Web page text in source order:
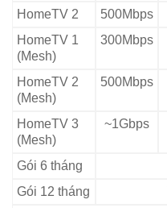
HomeTV 2
500Mbps
HomeTV 1
(Mesh)
300Mbps
HomeTV 2
(Mesh)
500Mbps
HomeTV 3
(Mesh)
~1Gbps
Gói 6 tháng
Gói 12 tháng